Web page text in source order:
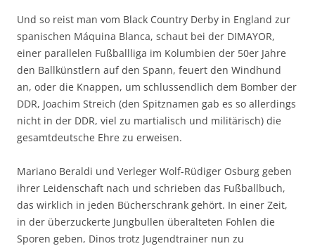
Und so reist man vom Black Country Derby in England zur
spanischen Máquina Blanca, schaut bei der DIMAYOR,
einer parallelen Fußballliga im Kolumbien der 50er Jahre
den Ballkünstlern auf den Spann, feuert den Windhund
an, oder die Knappen, um schlussendlich dem Bomber der
DDR, Joachim Streich (den Spitznamen gab es so allerdings
nicht in der DDR, viel zu martialisch und militärisch) die
gesamtdeutsche Ehre zu erweisen.
Mariano Beraldi und Verleger Wolf-Rüdiger Osburg geben
ihrer Leidenschaft nach und schrieben das Fußballbuch,
das wirklich in jeden Bücherschrank gehört. In einer Zeit,
in der überzuckerte Jungbullen überalteten Fohlen die
Sporen geben, Dinos trotz Jugendtrainer nun zu